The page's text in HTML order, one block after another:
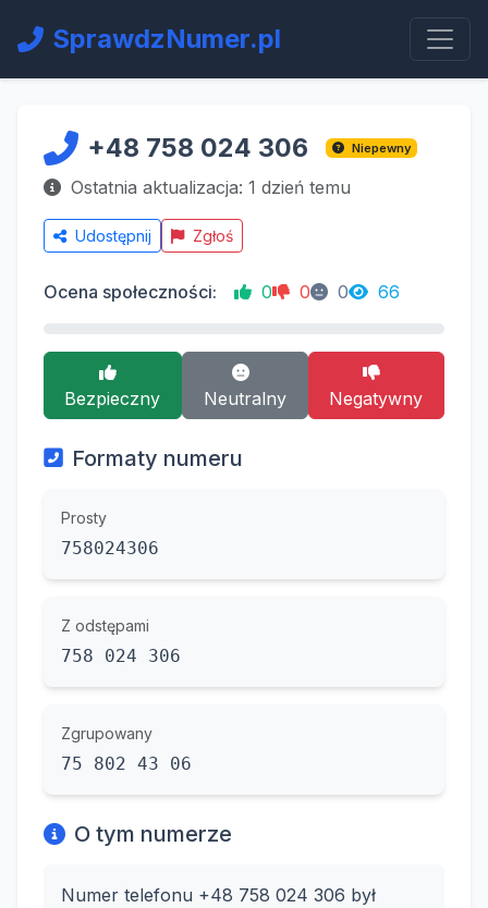
SprawdzNumer.pl
+48 758 024 306 Niepewny
Ostatnia aktualizacja: 1 dzień temu
Udostępnij Zgłoś
Ocena społeczności: 0 0 0 66
Bezpieczny Neutralny Negatywny
Formaty numeru
Prosty
758024306
Z odstępami
758 024 306
Zgrupowany
75 802 43 06
O tym numerze
Numer telefonu +48 758 024 306 był